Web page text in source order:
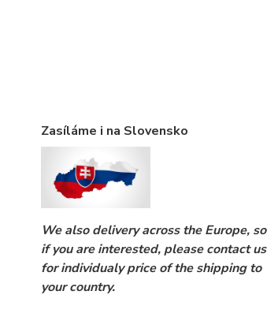
Zasíláme i na Slovensko
We also delivery across the Europe, so
if you are interested, please contact us
for individualy price of the shipping to
your country.